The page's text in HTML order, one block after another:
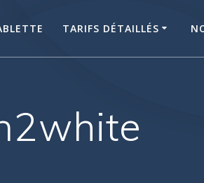
TARIFS DÉTAILLÉS